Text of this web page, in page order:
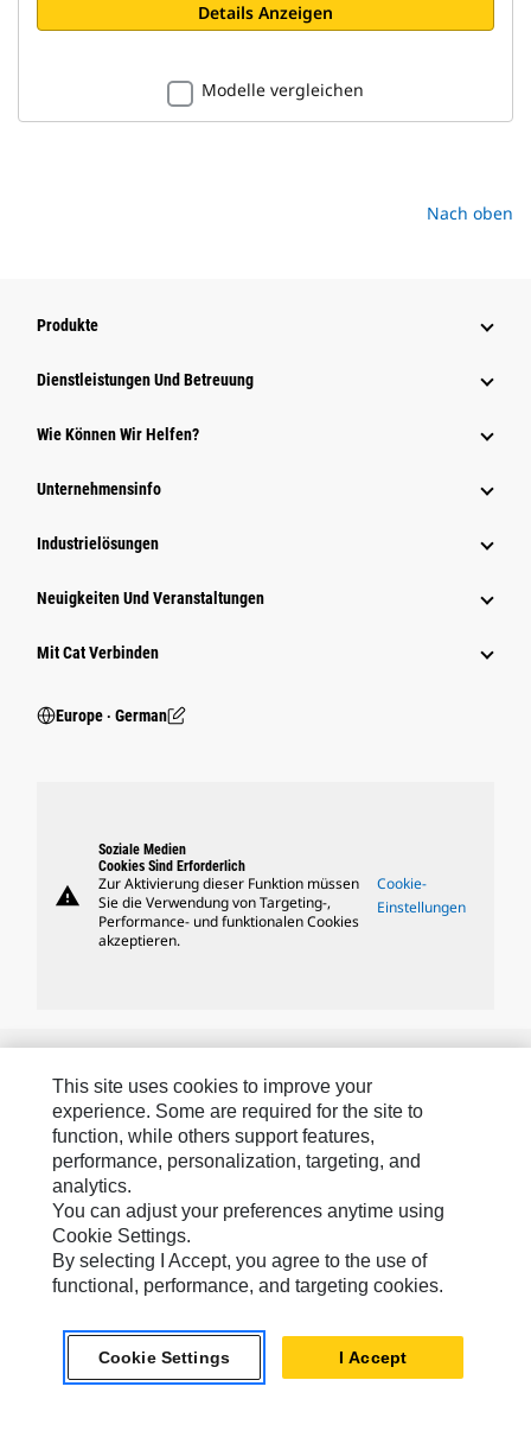
Details Anzeigen
Modelle vergleichen
Nach oben
Produkte
Dienstleistungen Und Betreuung
Wie Können Wir Helfen?
Unternehmensinfo
Industrielösungen
Neuigkeiten Und Veranstaltungen
Mit Cat Verbinden
Europe ‧ German
warning
Soziale Medien
Cookies Sind Erforderlich
Zur Aktivierung dieser Funktion müssen
Sie die Verwendung von Targeting-,
Performance- und funktionalen Cookies
akzeptieren.
Cookie-
Einstellungen
Caterpillar.com
Caterpillar Kontaktieren
Meine Marketing-Präferenzen
Seitenübersicht
Rechtliche Hinweise
Datenschutz
This site uses cookies to improve your
experience. Some are required for the site to
function, while others support features,
performance, personalization, targeting, and
analytics.
You can adjust your preferences anytime using
Cookie Settings.
By selecting I Accept, you agree to the use of
functional, performance, and targeting cookies.
Cookie Settings I Accept